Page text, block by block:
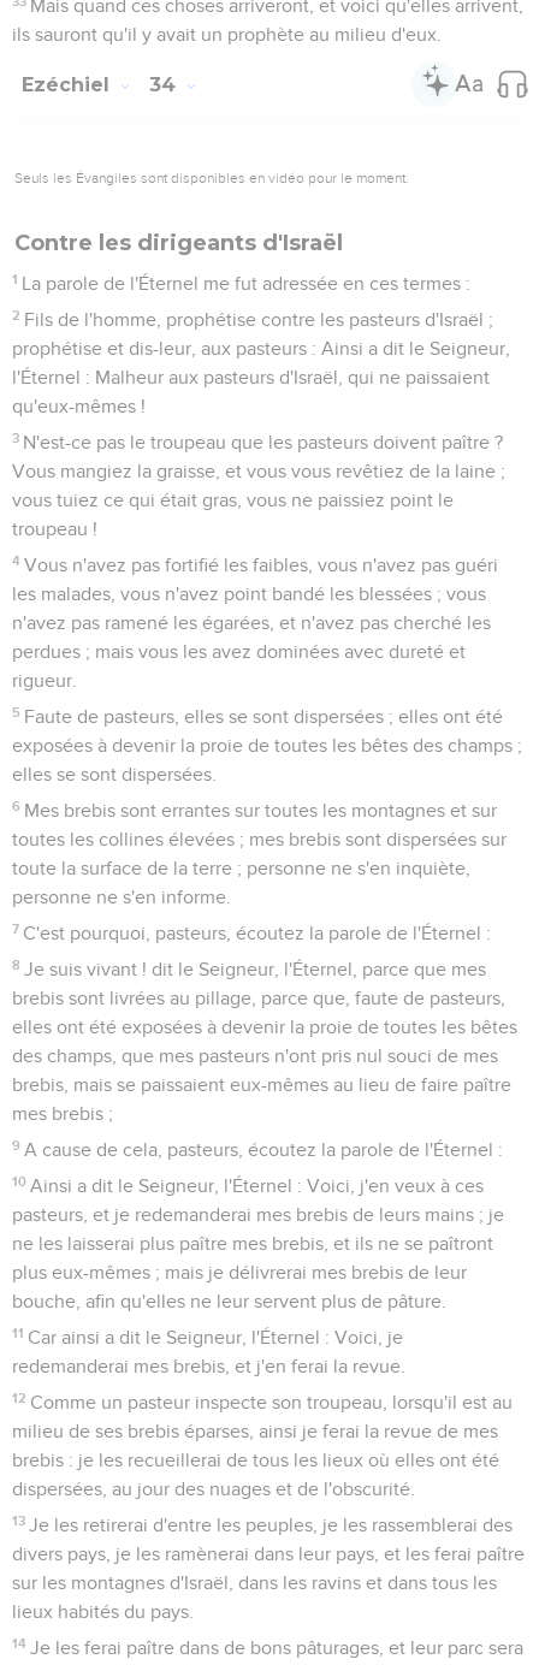
Mais quand ces choses arriveront, et voici qu'elles arrivent,
ils sauront qu'il y avait un prophète au milieu d'eux.
Ezéchiel 34
Seuls les Évangiles sont disponibles en vidéo pour le moment.
Contre les dirigeants d'Israël
1 La parole de l'Éternel me fut adressée en ces termes :
2 Fils de l'homme, prophétise contre les pasteurs d'Israël ;
prophétise et dis-leur, aux pasteurs : Ainsi a dit le Seigneur,
l'Éternel : Malheur aux pasteurs d'Israël, qui ne paissaient
qu'eux-mêmes !
3 N'est-ce pas le troupeau que les pasteurs doivent paître ?
Vous mangiez la graisse, et vous vous revêtiez de la laine ;
vous tuiez ce qui était gras, vous ne paissiez point le
troupeau !
4 Vous n'avez pas fortifié les faibles, vous n'avez pas guéri
les malades, vous n'avez point bandé les blessées ; vous
n'avez pas ramené les égarées, et n'avez pas cherché les
perdues ; mais vous les avez dominées avec dureté et
rigueur.
5 Faute de pasteurs, elles se sont dispersées ; elles ont été
exposées à devenir la proie de toutes les bêtes des champs ;
elles se sont dispersées.
6 Mes brebis sont errantes sur toutes les montagnes et sur
toutes les collines élevées ; mes brebis sont dispersées sur
toute la surface de la terre ; personne ne s'en inquiète,
personne ne s'en informe.
7 C'est pourquoi, pasteurs, écoutez la parole de l'Éternel :
8 Je suis vivant ! dit le Seigneur, l'Éternel, parce que mes
brebis sont livrées au pillage, parce que, faute de pasteurs,
elles ont été exposées à devenir la proie de toutes les bêtes
des champs, que mes pasteurs n'ont pris nul souci de mes
brebis, mais se paissaient eux-mêmes au lieu de faire paître
mes brebis ;
9 A cause de cela, pasteurs, écoutez la parole de l'Éternel :
10 Ainsi a dit le Seigneur, l'Éternel : Voici, j'en veux à ces
pasteurs, et je redemanderai mes brebis de leurs mains ; je
ne les laisserai plus paître mes brebis, et ils ne se paîtront
plus eux-mêmes ; mais je délivrerai mes brebis de leur
bouche, afin qu'elles ne leur servent plus de pâture.
11 Car ainsi a dit le Seigneur, l'Éternel : Voici, je
redemanderai mes brebis, et j'en ferai la revue.
12 Comme un pasteur inspecte son troupeau, lorsqu'il est au
milieu de ses brebis éparses, ainsi je ferai la revue de mes
brebis : je les recueillerai de tous les lieux où elles ont été
dispersées, au jour des nuages et de l'obscurité.
13 Je les retirerai d'entre les peuples, je les rassemblerai des
divers pays, je les ramènerai dans leur pays, et les ferai paître
sur les montagnes d'Israël, dans les ravins et dans tous les
lieux habités du pays.
14 Je les ferai paître dans de bons pâturages, et leur parc sera